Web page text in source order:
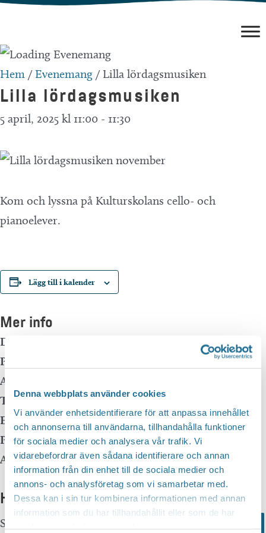
Denna webbplats använder cookies
Vi använder enhetsidentifierare för att anpassa innehållet
och annonserna till användarna, tillhandahålla funktioner
för sociala medier och analysera vår trafik. Vi
vidarebefordrar även sådana identifierare och annan
information från din enhet till de sociala medier och
annons- och analysföretag som vi samarbetar med.
Dessa kan i sin tur kombinera informationen med annan
information som du har tillhandahållit eller som de har
Hoppa
innehåll
Hem /Evenemang / Lilla lördagsmusiken
Lilla lördagsmusiken
5 april, 2025 kl 11:00 - 11:30
Kom och lyssna på Kulturskolans cello- och
pianoelever.
Lägg till i kalender
Mer info
Datum:
Plats:
Adress:
Telefon:
E-mail:kulturskolan@motala.se
Pris:Gratis
Arrangör:Kulturskolan Motala
Telefonnummer arrangör:0141-225070
Hittar du inte vad du söker?
Sök här...